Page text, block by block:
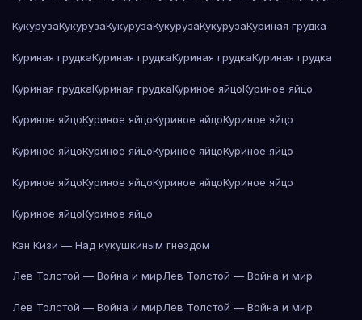
КукурузаКукурузаКукурузаКукурузаКукурузаКуриная грудка
Куриная грудкаКуриная грудкаКуриная грудкаКуриная грудка
Куриная грудкаКуриная грудкаКуриное яйцоКуриное яйцо
Куриное яйцоКуриное яйцоКуриное яйцоКуриное яйцо
Куриное яйцоКуриное яйцоКуриное яйцоКуриное яйцо
Куриное яйцоКуриное яйцоКуриное яйцоКуриное яйцо
Куриное яйцоКуриное яйцо
Кэн Кизи — Над кукушкиным гнездом
Лев Толстой — Война и мирЛев Толстой — Война и мир
Лев Толстой — Война и мирЛев Толстой — Война и мир